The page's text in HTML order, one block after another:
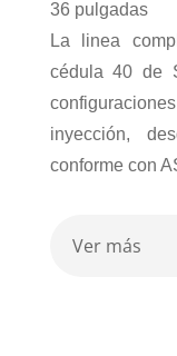
36 pulgadas
La linea
cédula 40 de
inyección,
conforme con
Ver más